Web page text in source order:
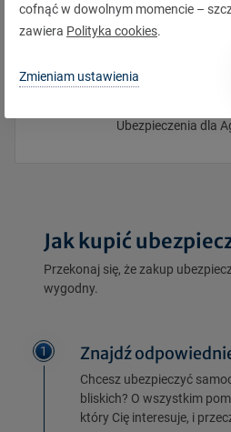
Ubezpieczenia dla
Jak kupić
Przekonaj się, że zakup
wygodny.
1 Znajdź
Chcesz ubezpieczyć
bliskich? O wszystkim
który Cię interesuje, i
cofnąć w dowolnym momencie –
zawiera Polityka cookies.
Zmieniam ustawienia